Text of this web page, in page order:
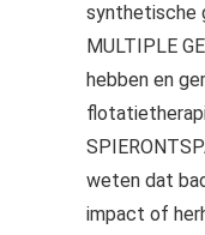
synthetische
MULTIPLE
hebben en
weten dat
impact of